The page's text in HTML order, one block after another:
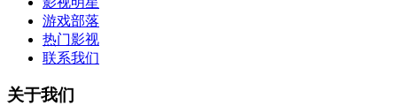
游戏部落
热门影视
联系我们
关于我们